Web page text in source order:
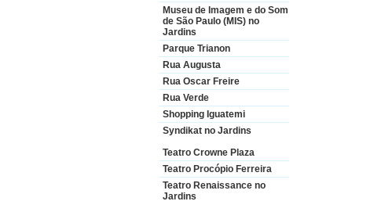
Museu de Imagem e do Som
de São Paulo (MIS) no
Jardins
Parque Trianon
Rua Augusta
Rua Oscar Freire
Rua Verde
Shopping Iguatemi
Syndikat no Jardins
Teatro Crowne Plaza
Teatro Procópio Ferreira
Teatro Renaissance no
Jardins